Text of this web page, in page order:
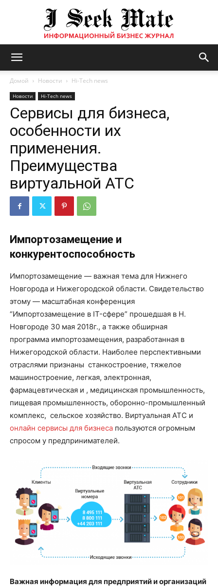
журнал
Домой Новости Hi-Tech news
Новости Hi-Tech news
Сервисы для бизнеса,
особенности их
применения.
Преимущества
виртуальной АТС
Импортозамещение и
конкурентоспособность
Импортозамещение — важная тема для Нижнего
Новгорода и Нижегородской области. Свидетельство
этому — масштабная конференция
“Импортозамещение в IT-сфере” прошедшая в Н.
Новгороде 30 мая 2018г., а также обширная
программа импортозамещения, разработанная в
Нижегородской области. Наиболее перспективными
отраслями признаны станкостроение, тяжелое
машиностроение, легкая, электронная,
фармацевтическая и , медицинская промышленность,
пищевая промышленность, оборонно-промышленный
комплекс, сельское хозяйство. Виртуальная АТС и
онлайн сервисы для бизнеса пользуются огромным
спросом у предпринимателей.
Важная информация для предприятий и организаций